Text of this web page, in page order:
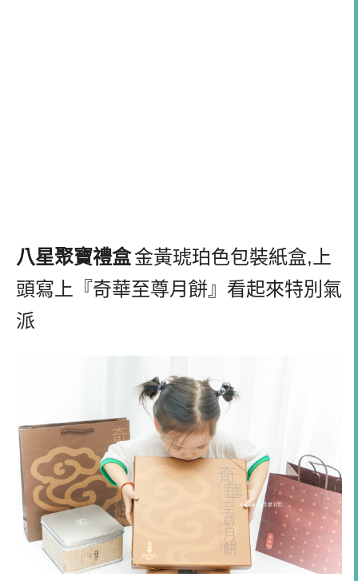
八星聚寶禮盒金黃琥珀色包裝紙盒, 上
頭寫上『奇華至尊月餅』看起來特別氣
派